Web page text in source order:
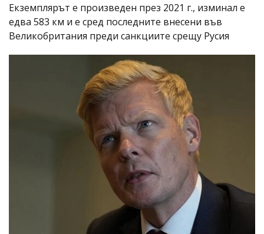
Екземплярът е произведен през 2021 г., изминал е
едва 583 км и е сред последните внесени във
Великобритания преди санкциите срещу Русия